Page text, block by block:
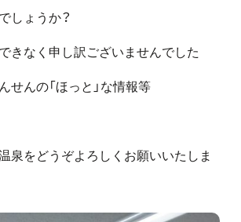
しょうか？
きなく申し訳ございませんでした
せんの「ほっと」な情報等
泉をどうぞよろしくお願いいたしま